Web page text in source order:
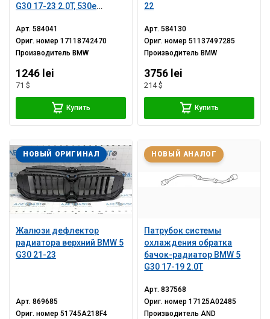
G30 17-23 2.0T, 530e
Арт.584041
Ориг. номер17118742470
Производитель BMW
1246 lei
71 $
Купить
22
Арт.584130
Ориг. номер51137497285
Производитель BMW
3756 lei
214 $
Купить
Жалюзи дефлектор
радиатора верхний BMW 5
G30 21-23
НОВЫЙ ОРИГИНАЛ
Арт.869685
Ориг. номер51745A218F4
Патрубок системы
охлаждения обратка
бачок-радиатор BMW 5
G30 17-19 2.0Т
НОВЫЙ АНАЛОГ
Арт.837568
Ориг. номер17125A02485
ПроизводительAND